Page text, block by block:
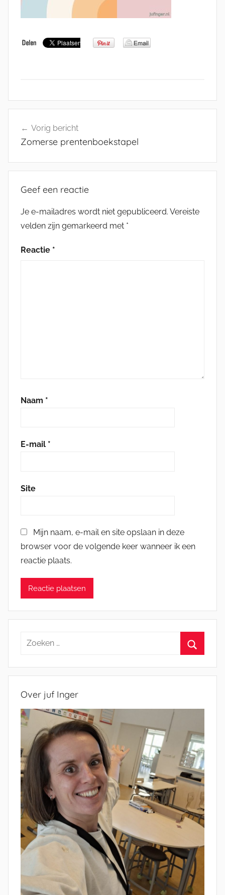
navigatie
Vorig bericht
Zomerse prentenboekstapel
Geef een reactie
Je e-mailadres wordt niet gepubliceerd. Vereiste
velden zijn gemarkeerd met *
Reactie *
Naam *
E-mail *
Site
Mijn naam, e-mail en site opslaan in deze
browser voor de volgende keer wanneer ik een
reactie plaats.
Zoeken
Over juf Inger